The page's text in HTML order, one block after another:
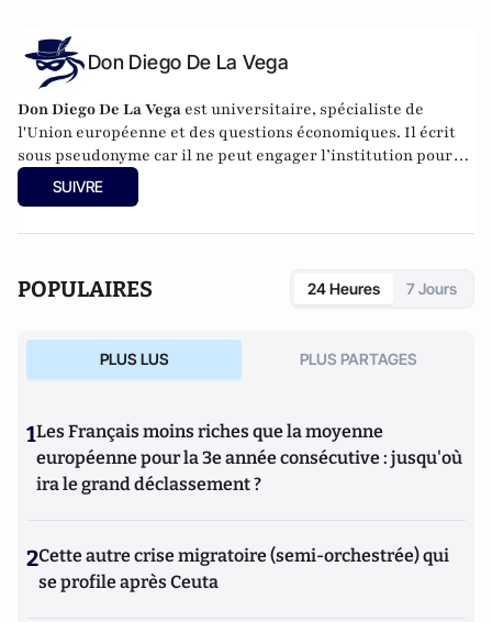
Don Diego De La Vega
Don Diego De La Vega est universitaire, spécialiste de
l'Union européenne et des questions économiques. Il écrit
sous pseudonyme car il ne peut engager l’institution pour
laquelle il travaille.
SUIVRE
POPULAIRES 24 Heures 7 Jours
PLUS LUS PLUS PARTAGES
1Les Français moins riches que la moyenne
européenne pour la 3e année consécutive : jusqu'où
ira le grand déclassement ?
2Cette autre crise migratoire (semi-orchestrée) qui
se profile après Ceuta